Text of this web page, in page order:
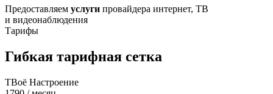
Предоставляем услуги провайдера интернет, ТВ
и видеонаблюдения
Тарифы
Гибкая тарифная сетка
ТВоё Настроение